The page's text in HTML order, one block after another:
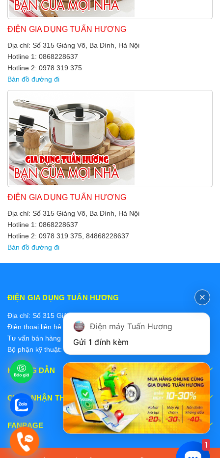
ĐIỆN GIA DỤNG TUẤN HƯƠNG
Địa chỉ: Số 315 Giảng Võ, Ba Đình, Hà Nội
Hotline 1: 0868228637
Hotline 2: 0978 319 375
Bản đồ đường đi
ĐIỆN GIA DỤNG TUẤN HƯƠNG
Địa chỉ: Số 315 Giảng Võ, Ba Đình, Hà Nội
Hotline 1: 0868228637
Hotline 2: 0978 319 375, 84868228637
Bản đồ đường đi
ĐIỆN GIA DỤNG TUẤN HƯƠNG
Địa chỉ: Số 315 Giảng Võ, Ba Đình, Hà Nội
Điện thoại liên hệ các bộ phận:
Tư vấn bán hàng 2: 0868228637
Bộ phận kỹ thuật: 0978 319 375
HƯỚNG DẪN
CHẤP NHẬN THANH TOÁN
FANPAGE
Điện máy Tuấn Hương
Gửi 1 đính kèm
1